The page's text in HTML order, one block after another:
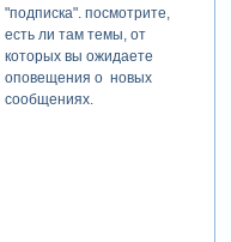
"подписка". посмотрите,
есть ли там темы, от
которых вы ожидаете
оповещения о новых
сообщениях.